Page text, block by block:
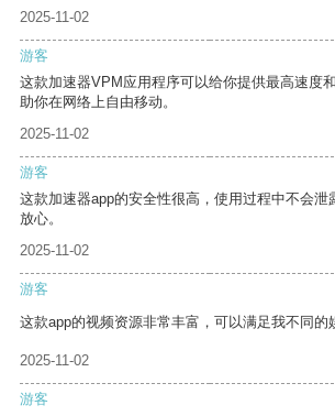
2025-11-02
游客
这款加速器VPM应用程序可以给你提供最高速度
助你在网络上自由移动。
2025-11-02
游客
这款加速器app的安全性很高，使用过程中不会泄
放心。
2025-11-02
游客
这款app的视频资源非常丰富，可以满足我不同的
2025-11-02
游客